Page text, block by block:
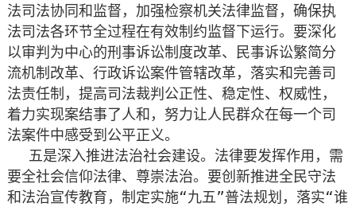
法司法协同和监督，加强检察机关法律监督，确保执
法司法各环节全过程在有效制约监督下运行。要深化
以审判为中心的刑事诉讼制度改革、民事诉讼繁简分
流机制改革、行政诉讼案件管辖改革，落实和完善司
法责任制，提高司法裁判公正性、稳定性、权威性，
着力实现案结事了人和，努力让人民群众在每一个司
法案件中感受到公平正义。
五是深入推进法治社会建设。法律要发挥作用，需
要全社会信仰法律、尊崇法治。要创新推进全民守法
和法治宣传教育，制定实施“九五”普法规划，落实“谁